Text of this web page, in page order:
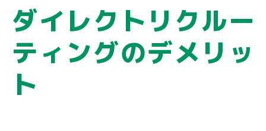
ダイレクトリクルー
ティングのデメリッ
ト